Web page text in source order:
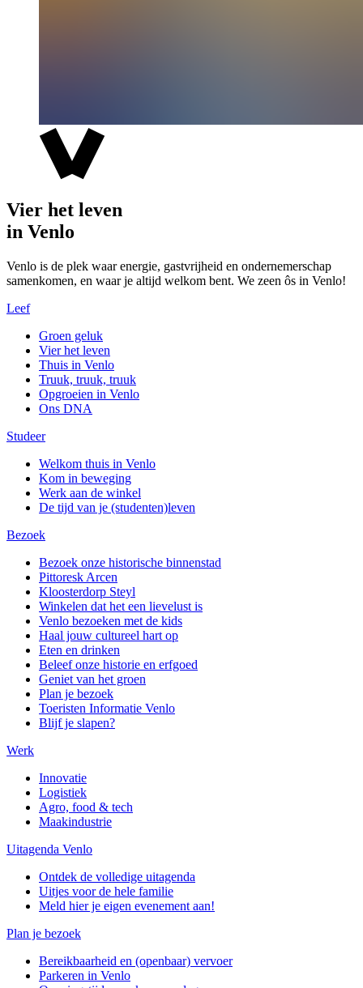
Vier het leven
in Venlo
Venlo is de plek waar energie, gastvrijheid en ondernemerschap
samenkomen, en waar je altijd welkom bent. We zeen ôs in Venlo!
Leef
Groen geluk
Vier het leven
Thuis in Venlo
Truuk, truuk, truuk
Opgroeien in Venlo
Ons DNA
Studeer
Welkom thuis in Venlo
Kom in beweging
Werk aan de winkel
De tijd van je (studenten)leven
Bezoek
Bezoek onze historische binnenstad
Pittoresk Arcen
Kloosterdorp Steyl
Winkelen dat het een lievelust is
Venlo bezoeken met de kids
Haal jouw cultureel hart op
Eten en drinken
Beleef onze historie en erfgoed
Geniet van het groen
Plan je bezoek
Toeristen Informatie Venlo
Blijf je slapen?
Werk
Innovatie
Logistiek
Agro, food & tech
Maakindustrie
Uitagenda Venlo
Ontdek de volledige uitagenda
Uitjes voor de hele familie
Meld hier je eigen evenement aan!
Plan je bezoek
Bereikbaarheid en (openbaar) vervoer
Parkeren in Venlo